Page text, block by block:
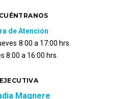
de Atención
8:00 a 17:00 hrs.
8:00 a 16:00 hrs.
EJECUTIVA
Magnere